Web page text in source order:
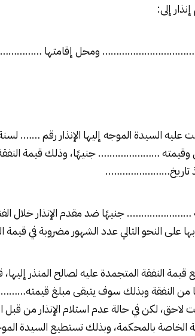
إلى:
ومحل إقامتها
السيدة الموجه إليها الإنذار رقم …….
وقيمته …………………. جنيهًا، وذلك قيمة
………………….. جنيهًا ضد مقدم الإنذار خلال
النحو التالي عدد الشهور مضروبة في قيمة
النفقة المتجمدة عليه لصالح المنذر إليها،
النفقة وبذلك سوف يتبقى مبلغ
لاحق، لكن في حالة عدم استلام الإنذار من قبل
الخاصة بالمحكمة، وبذلك تستطيع السيدة